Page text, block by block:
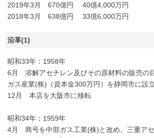
2019年3月 670億円 40億4,000万円
2018年3月 638億円 33億6,000万円
沿革(1)
昭和33年：1958年
6月 溶解アセチレン及びその原材料の販売の
ガス産業(株)（資本金300万円）を静岡市に設
12月 本店を大阪市に移転
昭和34年：1959年
4月 商号を中部ガス工業(株)と改め、三重ア